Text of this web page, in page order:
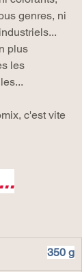
genres, ni
plus
les
c'est vite
350 g